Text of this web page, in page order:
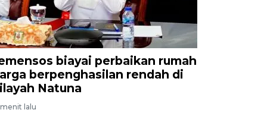
biayai perbaikan rumah
berpenghasilan rendah di
Natuna
lalu